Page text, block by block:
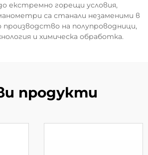
екстремно горещи условия,
са станали незаменими в
на полупроводници,
и химическа обработка.
продукти